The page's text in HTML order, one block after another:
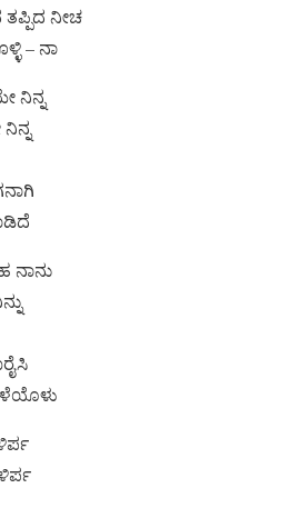
ನೀಚ
– ನಾ
ನಿನ್ನ
ನಾನು